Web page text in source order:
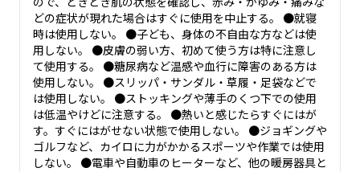
どの症状が現れた場合はすぐに使用を中止する。 ●就寝
時は使用しない。 ●子ども、身体の不自由な方などは使
用しない。 ●皮膚の弱い方、初めて使う方は特に注意し
て使用する。 ●糖尿病など温感や血行に障害のある方は
使用しない。 ●スリッパ・サンダル・草履・足袋などで
は使用しない。 ●ストッキングや薄手のくつ下での使用
は低温やけどに注意する。 ●熱いと感じたらすぐにはが
す。すぐにはがせない状態で使用しない。 ●ジョギングや
ゴルフなど、カイロに力がかかるスポーツや作業では使用
しない。 ●電車や自動車のヒーターなど、他の暖房器具と